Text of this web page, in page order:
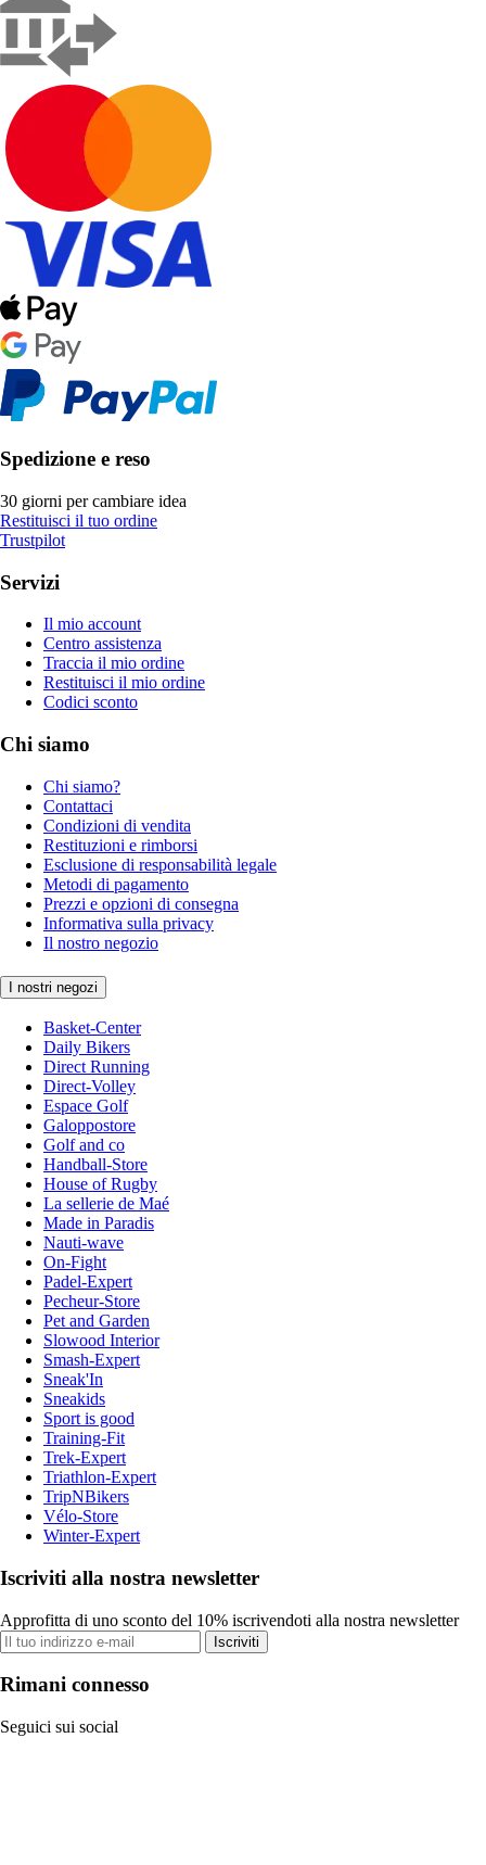
Spedizione e reso
30 giorni per cambiare idea
Restituisci il tuo ordine
Trustpilot
Servizi
Il mio account
Centro assistenza
Traccia il mio ordine
Restituisci il mio ordine
Codici sconto
Chi siamo
Chi siamo?
Contattaci
Condizioni di vendita
Restituzioni e rimborsi
Esclusione di responsabilità legale
Metodi di pagamento
Prezzi e opzioni di consegna
Informativa sulla privacy
Il nostro negozio
I nostri negozi
Basket-Center
Daily Bikers
Direct Running
Direct-Volley
Espace Golf
Galoppostore
Golf and co
Handball-Store
House of Rugby
La sellerie de Maé
Made in Paradis
Nauti-wave
On-Fight
Padel-Expert
Pecheur-Store
Pet and Garden
Slowood Interior
Smash-Expert
Sneak'In
Sneakids
Sport is good
Training-Fit
Trek-Expert
Triathlon-Expert
TripNBikers
Vélo-Store
Winter-Expert
Iscriviti alla nostra newsletter
Approfitta di uno sconto del 10% iscrivendoti alla nostra newsletter
Iscriviti
Rimani connesso
Seguici sui social